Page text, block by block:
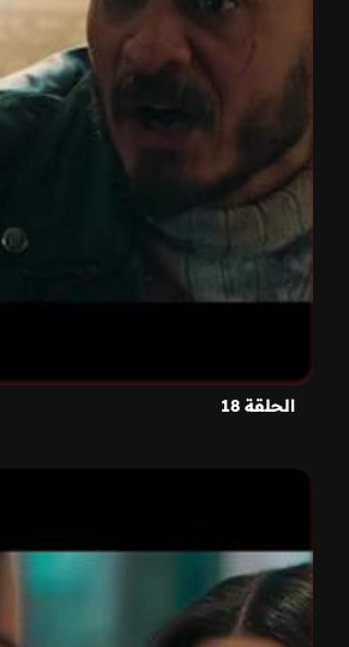
الحلقة 18